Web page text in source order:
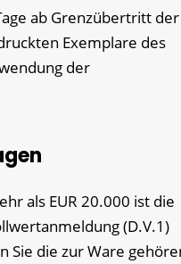
ab Grenzübertritt
Exemplare des
der
als EUR 20.000 ist die
(D.V.1)
Sie die zur Ware